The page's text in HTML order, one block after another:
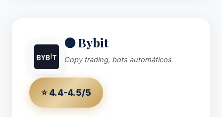
⚫ Bybit
Copy trading, bots automáticos
⭐ 4.4-4.5/5